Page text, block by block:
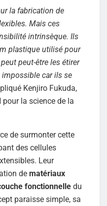
la fabrication de
Mais ces
intrinsèque. Ils
plastique utilisé pour
peut-être les étirer
impossible car ils se
Kenjiro Fukuda,
pour la science de la
de surmonter cette
des cellules
Leur
de matériaux
fonctionnelle du
paraisse simple, sa